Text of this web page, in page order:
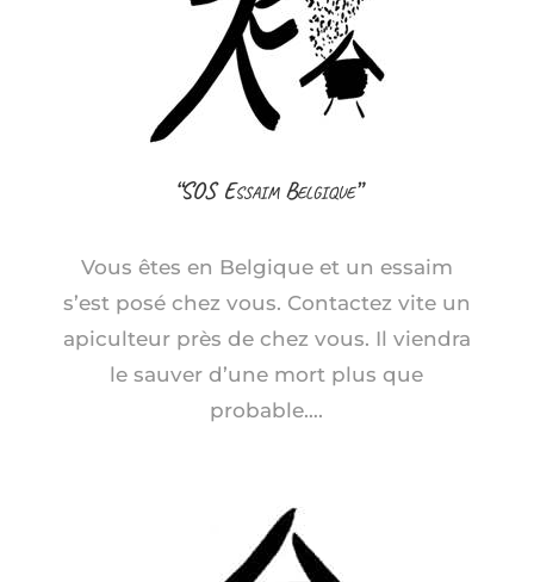
“SOS Essaim Belgique”
Vous êtes en Belgique et un essaim
s’est posé chez vous. Contactez vite un
apiculteur près de chez vous. Il viendra
le sauver d’une mort plus que
probable….